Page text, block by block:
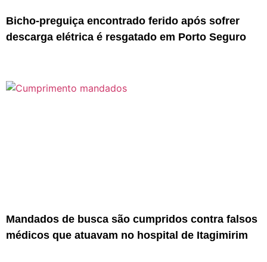
Bicho-preguiça encontrado ferido após sofrer
descarga elétrica é resgatado em Porto Seguro
Mandados de busca são cumpridos contra falsos
médicos que atuavam no hospital de Itagimirim